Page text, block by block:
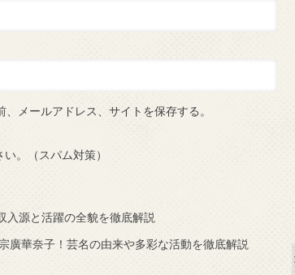
メールアドレス、サイトを保存する。
。（スパム対策）
入源と活躍の全貌を徹底解説
廣華奈子！芸名の由来や多彩な活動を徹底解説